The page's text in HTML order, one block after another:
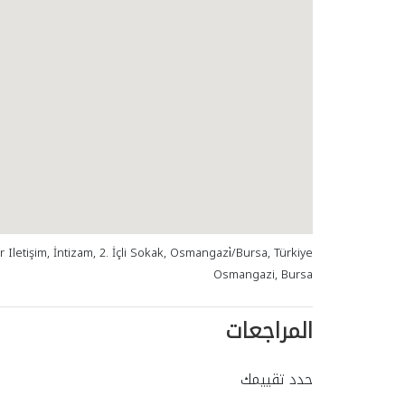
Iletişim, İntizam, 2. İçli Sokak, Osmangazi̇/Bursa, Türkiye
Osmangazi, Bursa
المراجعات
حدد تقييمك